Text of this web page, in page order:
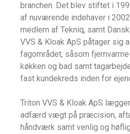
branchen. Det blev stiftet i
af nuværende indehaver i
medlem af Tekniq, samt
VVS & Kloak ApS påtager sig
fagområdet, såsom
køkken og bad samt
fast kundekreds inden for
Triton VVS & Kloak ApS
adfærd vægt på præcision,
håndværk samt venlig og